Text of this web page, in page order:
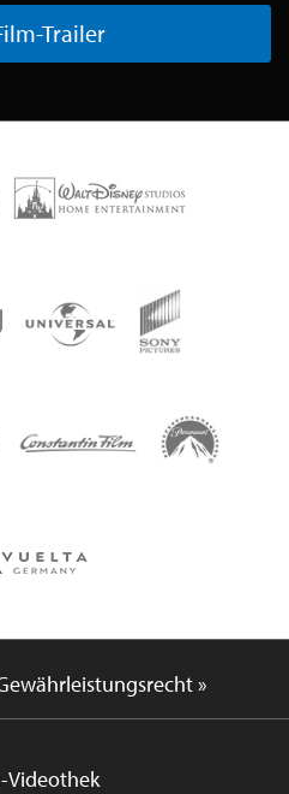
Trailer
»
Videothek